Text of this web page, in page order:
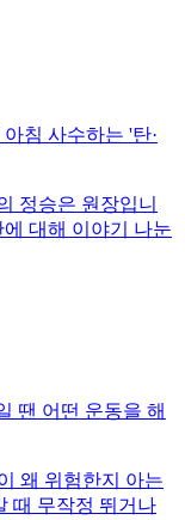
침 사수하는 '탄·
정승은 원장입니
대해 이야기 나눈
땐 어떤 운동을 해
왜 위험한지 아는
때 무작정 뛰거나